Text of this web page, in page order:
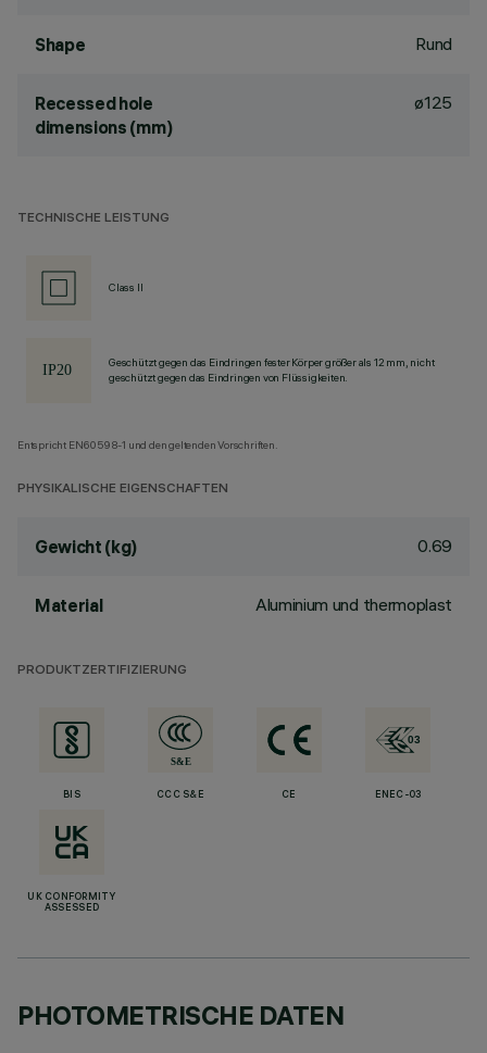
Shape Rund
Recessed hole
dimensions (mm)
ø125
TECHNISCHE LEISTUNG
Class II
Geschützt gegen das Eindringen fester Körper größer als 12 mm, nicht
geschützt gegen das Eindringen von Flüssigkeiten.
Entspricht EN60598-1 und den geltenden Vorschriften.
PHYSIKALISCHE EIGENSCHAFTEN
Gewicht (kg) 0.69
Material Aluminium und thermoplast
PRODUKTZERTIFIZIERUNG
BIS CCC S&E CE ENEC-03
UK CONFORMITY
ASSESSED
PHOTOMETRISCHE DATEN